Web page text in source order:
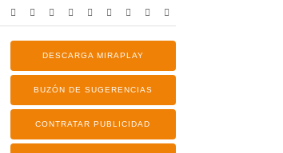
DESCARGA MIRAPLAY
BUZÓN DE SUGERENCIAS
CONTRATAR PUBLICIDAD